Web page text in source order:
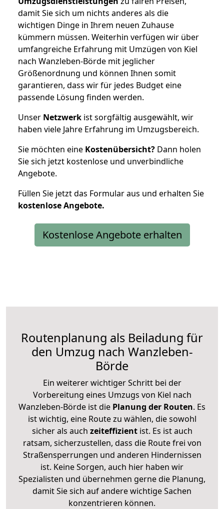
damit Sie sich um nichts anderes als die
wichtigen Dinge in Ihrem neuen Zuhause
kümmern müssen. Weiterhin verfügen wir über
umfangreiche Erfahrung mit Umzügen von Kiel
nach Wanzleben-Börde mit jeglicher
Größenordnung und können Ihnen somit
garantieren, dass wir für jedes Budget eine
passende Lösung finden werden.
Unser Netzwerk ist sorgfältig ausgewählt, wir
haben viele Jahre Erfahrung im Umzugsbereich.
Sie möchten eine Kostenübersicht? Dann holen
Sie sich jetzt kostenlose und unverbindliche
Angebote.
Füllen Sie jetzt das Formular aus und erhalten Sie
kostenloseAngebote.
Kostenlose Angebote erhalten
Routenplanung als Beiladung für
den Umzug nach Wanzleben-
Börde
Ein weiterer wichtiger Schritt bei der
Vorbereitung eines Umzugs von Kiel nach
Wanzleben-Börde ist die Planung der Routen. Es
ist wichtig, eine Route zu wählen, die sowohl
sicher als auch zeiteffizientist. Es ist auch
ratsam, sicherzustellen, dass die Route frei von
Straßensperrungen und anderen Hindernissen
ist. Keine Sorgen, auch hier haben wir
Spezialisten und übernehmen gerne die Planung,
damit Sie sich auf andere wichtige Sachen
konzentrieren können.